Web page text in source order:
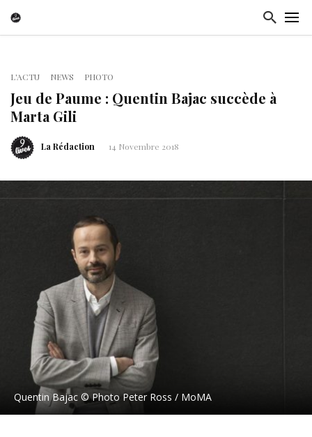
L'ACTU NEWS PHOTO
Jeu de Paume : Quentin Bajac succède à
Marta Gili
La Rédaction 14 Novembre 2018
Quentin Bajac © Photo Peter Ross / MoMA